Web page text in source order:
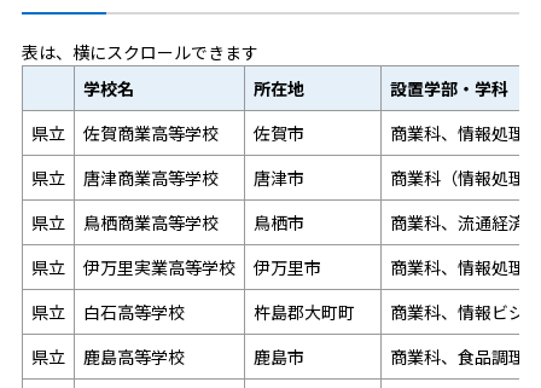
表は、横にスクロールできます
学校名
所在地
設置学部・学科
県立
佐賀商業高等学校 佐賀市
商業科、情報処理
県立
唐津商業高等学校 唐津市
商業科（情報処理
県立
鳥栖商業高等学校 鳥栖市
商業科、流通経済
県立
伊万里実業高等学校 伊万里市
商業科、情報処理
県立
白石高等学校 杵島郡大町町
商業科、情報ビジ
県立
鹿島高等学校 鹿島市
商業科、食品調理